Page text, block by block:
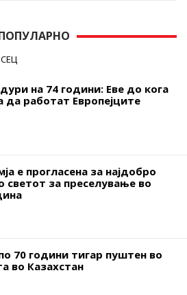
на 74 години: Еве до кога
да работат Европејците
е прогласена за најдобро
светот за преселување во
70 години тигар пуштен во
во Казахстан